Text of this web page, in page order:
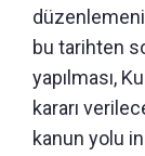
bu tarihten
yapılması,
kararı
kanun yolu